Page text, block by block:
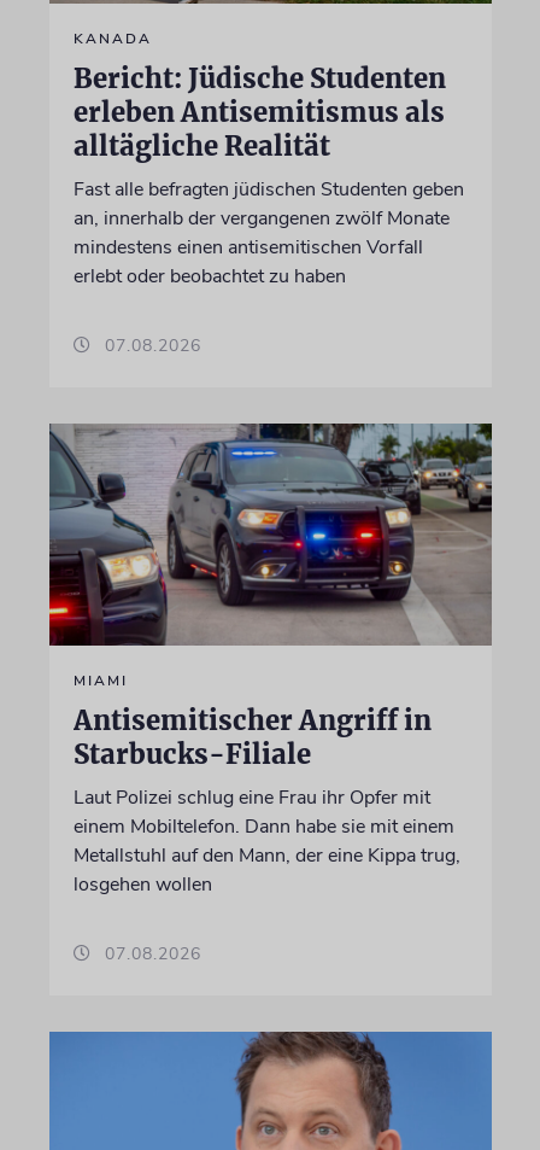
KANADA
Bericht: Jüdische Studenten
erleben Antisemitismus als
alltägliche Realität
Fast alle befragten jüdischen Studenten geben
an, innerhalb der vergangenen zwölf Monate
mindestens einen antisemitischen Vorfall
erlebt oder beobachtet zu haben
07.08.2026
MIAMI
Antisemitischer Angriff in
Starbucks-Filiale
Laut Polizei schlug eine Frau ihr Opfer mit
einem Mobiltelefon. Dann habe sie mit einem
Metallstuhl auf den Mann, der eine Kippa trug,
losgehen wollen
07.08.2026